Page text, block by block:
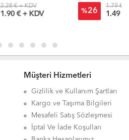
%26
1.79 € + KDV
1.49 € + KDV
Müşteri Hizmetleri
Gizlilik ve Kullanım Şartları
Kargo ve Taşıma Bilgileri
Mesafeli Satış Sözleşmesi
İptal Ve İade Koşulları